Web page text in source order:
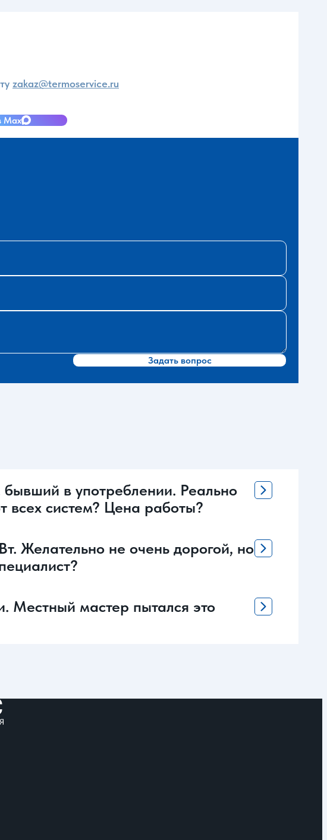
zakaz@termoservice.ru
Max
Задать вопрос
в употреблении. Реально
всех систем? Цена работы?
Желательно не очень дорогой, но
Местный мастер пытался это